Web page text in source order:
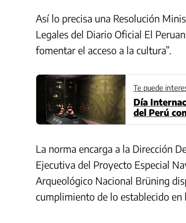
Así lo precisa una Resolución
Legales del Diario Oficial El
fomentar el acceso a la cultura”.
Te puede
Día
del Perú
La norma encarga a la Dirección
Ejecutiva del Proyecto Especial
Arqueológico Nacional Brüning
cumplimiento de lo establecido